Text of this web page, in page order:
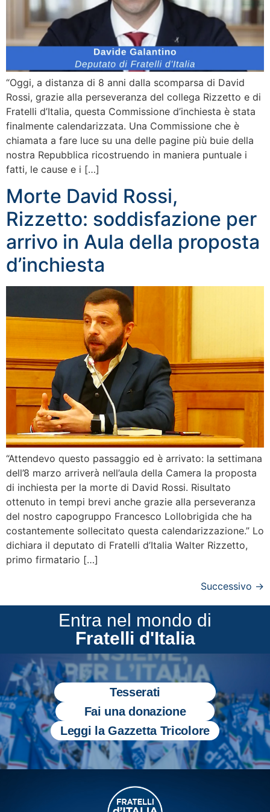
“Oggi, a distanza di 8 anni dalla scomparsa di David
Rossi, grazie alla perseveranza del collega Rizzetto e di
Fratelli d’Italia, questa Commissione d’inchiesta è stata
finalmente calendarizzata. Una Commissione che è
chiamata a fare luce su una delle pagine più buie della
nostra Repubblica ricostruendo in maniera puntuale i
fatti, le cause e i […]
Morte David Rossi,
Rizzetto: soddisfazione per
arrivo in Aula della proposta
d’inchiesta
“Attendevo questo passaggio ed è arrivato: la settimana
dell’8 marzo arriverà nell’aula della Camera la proposta
di inchiesta per la morte di David Rossi. Risultato
ottenuto in tempi brevi anche grazie alla perseveranza
del nostro capogruppo Francesco Lollobrigida che ha
costantemente sollecitato questa calendarizzazione.” Lo
dichiara il deputato di Fratelli d’Italia Walter Rizzetto,
primo firmatario […]
Successivo →
Entra nel mondo di
Fratelli d'Italia
Tesserati
Fai una donazione
Leggi la Gazzetta Tricolore